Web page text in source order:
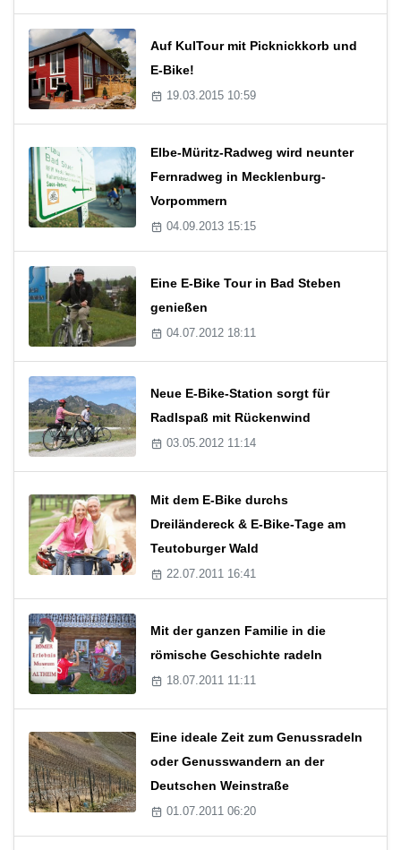
Auf KulTour mit Picknickkorb und
E-Bike!
19.03.2015 10:59
Elbe-Müritz-Radweg wird neunter
Fernradweg in Mecklenburg-
Vorpommern
04.09.2013 15:15
Eine E-Bike Tour in Bad Steben
genießen
04.07.2012 18:11
Neue E-Bike-Station sorgt für
Radlspaß mit Rückenwind
03.05.2012 11:14
Mit dem E-Bike durchs
Dreiländereck & E-Bike-Tage am
Teutoburger Wald
22.07.2011 16:41
Mit der ganzen Familie in die
römische Geschichte radeln
18.07.2011 11:11
Eine ideale Zeit zum Genussradeln
oder Genusswandern an der
Deutschen Weinstraße
01.07.2011 06:20